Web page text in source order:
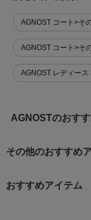
AGNOST コート>そ
AGNOST コート>そ
AGNOST レディース
AGNOSTのおす
その他のおすすめ
おすすめアイテム